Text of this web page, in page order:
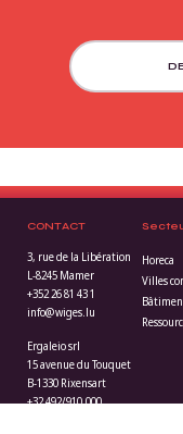
CONTACT
3, rue de la Libération
L-8245 Mamer
+352 26 81 43 1
info@wiges.lu
Ergaleio srl
15 avenue du Touquet
B-1330 Rixensart
+32 492/910.000
Horeca
Villes